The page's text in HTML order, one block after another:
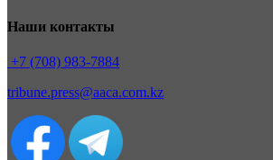
Наши контакты
+7 (708) 983-7884
tribune.press@aaca.com.kz